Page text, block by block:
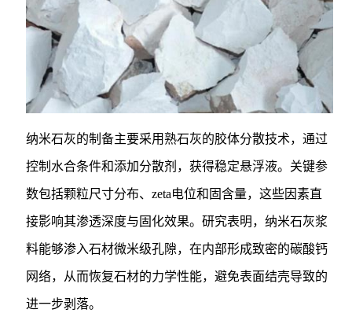
纳米石灰的制备主要采用熟石灰的胶体分散技术，通过
控制水合条件和添加分散剂，获得稳定悬浮液。关键参
数包括颗粒尺寸分布、zeta电位和固含量，这些因素直
接影响其渗透深度与固化效果。研究表明，纳米石灰浆
料能够渗入石材微米级孔隙，在内部形成致密的碳酸钙
网络，从而恢复石材的力学性能，避免表面结壳导致的
进一步剥落。